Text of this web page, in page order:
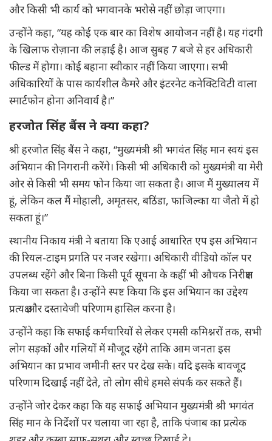
और किसी भी कार्य को भगवानके भरोसे नहीं छोड़ा जाएगा।
उन्होंने कहा, “यह कोई एक बार का विशेष आयोजन नहीं है। यह गंदगी
के खिलाफ रोज़ाना की लड़ाई है। आज सुबह 7 बजे से हर अधिकारी
फील्ड में होगा। कोई बहाना स्वीकार नहीं किया जाएगा। सभी
अधिकारियों के पास कार्यशील कैमरे और इंटरनेट कनेक्टिविटी वाला
स्मार्टफोन होना अनिवार्य है।”
हरजोत सिंह बैंस ने क्या कहा?
श्री हरजोत सिंह बैंस ने कहा, “मुख्यमंत्री श्री भगवंत सिंह मान स्वयं इस
अभियान की निगरानी करेंगे। किसी भी अधिकारी को मुख्यमंत्री या मेरी
ओर से किसी भी समय फोन किया जा सकता है। आज मैं मुख्यालय में
हूं, लेकिन कल मैं मोहाली, अमृतसर, बठिंडा, फाजिल्का या जैतो में हो
सकता हूं।”
स्थानीय निकाय मंत्री ने बताया कि एआई आधारित एप इस अभियान
की रियल-टाइम प्रगति पर नजर रखेगा। अधिकारी वीडियो कॉल पर
उपलब्ध रहेंगे और बिना किसी पूर्व सूचना के कहीं भी औचक निरीक्षण
किया जा सकता है। उन्होंने स्पष्ट किया कि इस अभियान का उद्देश्य
प्रत्यक्ष और दस्तावेजी परिणाम हासिल करना है।
उन्होंने कहा कि सफाई कर्मचारियों से लेकर एमसी कमिश्नरों तक, सभी
लोग सड़कों और गलियों में मौजूद रहेंगे ताकि आम जनता इस
अभियान का प्रभाव जमीनी स्तर पर देख सके। यदि इसके बावजूद
परिणाम दिखाई नहीं देते, तो लोग सीधे हमसे संपर्क कर सकते हैं।
उन्होंने जोर देकर कहा कि यह सफाई अभियान मुख्यमंत्री श्री भगवंत
सिंह मान के निर्देशों पर चलाया जा रहा है, ताकि पंजाब का प्रत्येक